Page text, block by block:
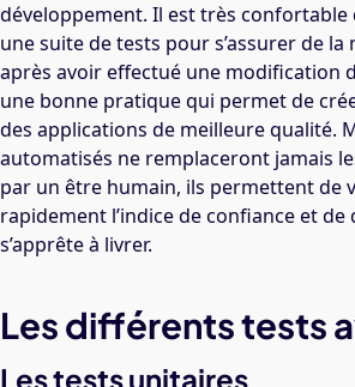
développement. Il est très
une suite de tests pour s’assurer de
après avoir effectué une modification
une bonne pratique qui permet de
des applications de meilleure qualité.
automatisés ne remplaceront jamais
par un être humain, ils permettent de
rapidement l’indice de confiance et de
s’apprête à livrer.
Les différents tests
Les tests unitaires